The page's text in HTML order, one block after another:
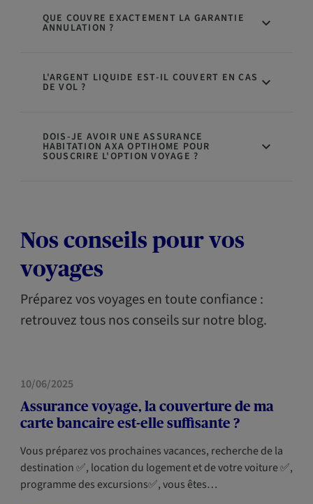
QUE COUVRE EXACTEMENT LA GARANTIE
ANNULATION ?
L'ARGENT LIQUIDE EST-IL COUVERT EN CAS
DE VOL ?
DOIS-JE AVOIR UNE ASSURANCE
HABITATION AXA OPTIHOME POUR
SOUSCRIRE L'OPTION VOYAGE ?
Nos conseils pour vos
voyages
Préparez vos voyages en toute confiance :
retrouvez tous nos conseils sur notre blog.
HABITATION
10/06/2025
Assurance voyage, la couverture de ma
carte bancaire est-elle suffisante ?
Vous préparez vos prochaines vacances, recherche de la
destination ✅, location du logement et de votre voiture ✅,
programme des excursions✅, vous êtes…